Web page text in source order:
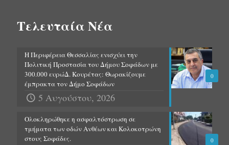
Τελευταία Νέα
0
Η Περιφέρεια Θεσσαλίας ενισχύει την
Πολιτική Προστασία του Δήμου Σοφάδων με
300.000 ευρώΔ. Κουρέτας: Θωρακίζουμε
έμπρακτα τον Δήμο Σοφάδων
5 Αυγούστου, 2026
0
Ολοκληρώθηκε η ασφαλτόστρωση σε
τμήματα των οδών Ανθέων και Κολοκοτρώνη
στους Σοφάδες.